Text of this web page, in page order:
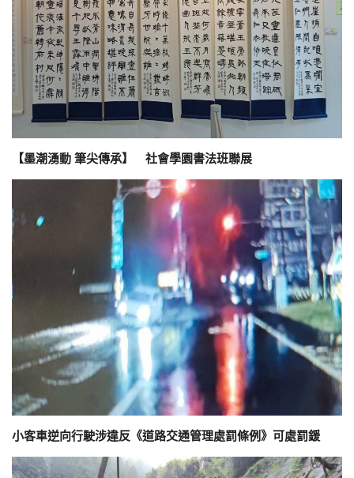
【墨潮湧動 筆尖傳承】 社會學園書法班聯展
小客車逆向行駛涉違反《道路交通管理處罰條例》可處罰鍰